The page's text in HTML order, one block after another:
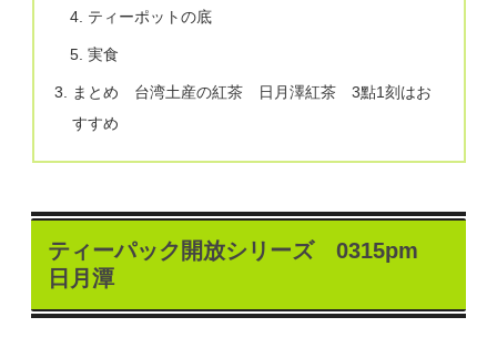
ティーポットの底
実食
まとめ 台湾土産の紅茶 日月澤紅茶 3點1刻はお
すすめ
ティーパック開放シリーズ 0315pm
日月潭